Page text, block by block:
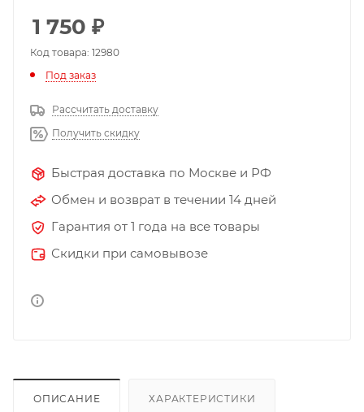
1 750 ₽
Код товара: 12980
Под заказ
Рассчитать доставку
Получить скидку
Быстрая доставка по Москве и РФ
Обмен и возврат в течении 14 дней
Гарантия от 1 года на все товары
Скидки при самовывозе
ОПИСАНИЕ ХАРАКТЕРИСТИКИ